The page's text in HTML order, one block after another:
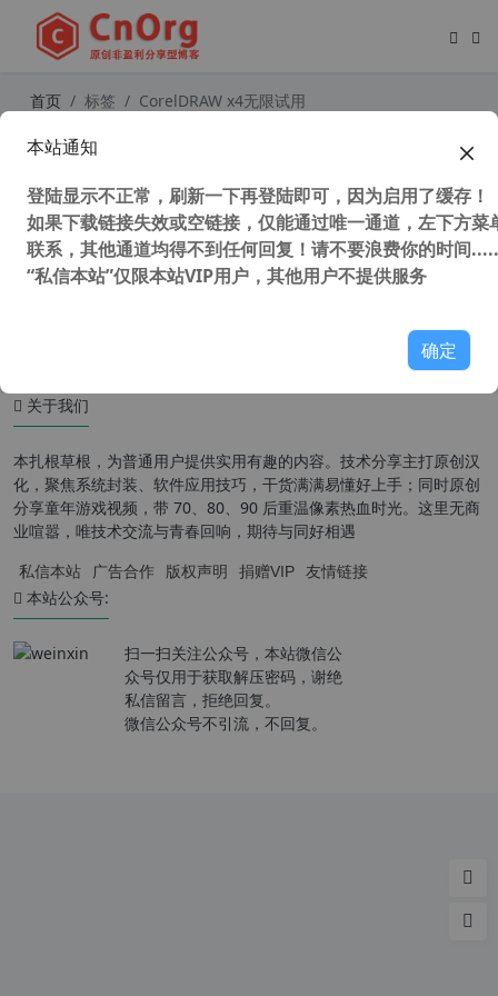
首页 标签 CorelDRAW x4无限试用
开加速 修复菜单 修正颜色 去更新 附
教程
关于我们
本扎根草根，为普通用户提供实用有趣的内容。技术分享主打原创汉
化，聚焦系统封装、软件应用技巧，干货满满易懂好上手；同时原创
分享童年游戏视频，带 70、80、90 后重温像素热血时光。这里无商
业喧嚣，唯技术交流与青春回响，期待与同好相遇
私信本站 广告合作 版权声明 捐赠VIP 友情链接
本站公众号:
扫一扫关注公众号，本站微信公
众号仅用于获取解压密码，谢绝
私信留言，拒绝回复。
微信公众号不引流，不回复。
本站通知
登陆显示不正常，刷新一下再登陆即可，因为启用了缓存！
如果下载链接失效或空链接，仅能通过唯一通道，左下方菜
联系，其他通道均得不到任何回复！请不要浪费你的时间
“私信本站”仅限本站VIP用户，其他用户不提供服务
确定